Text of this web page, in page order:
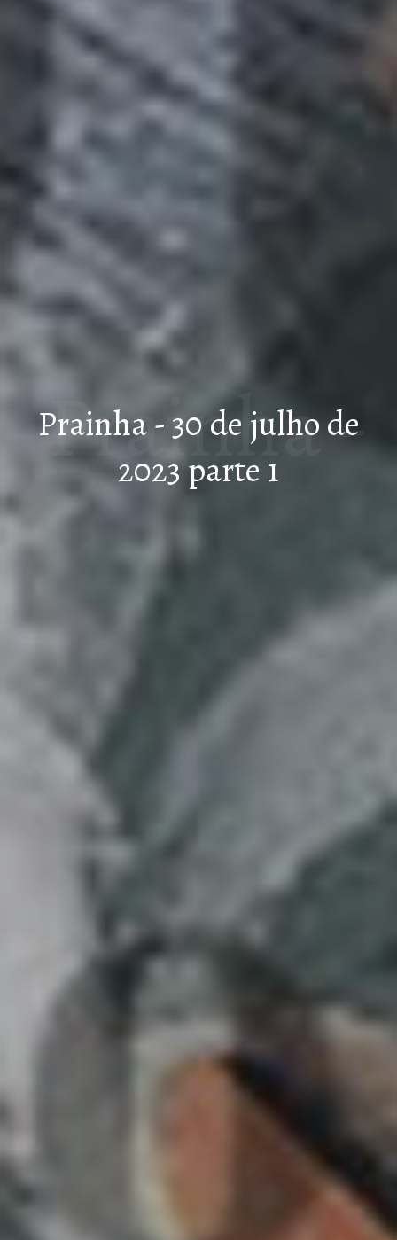
Prainha - 30 de julho de
2023 parte 1
Prainha -
30 de
julho de
2023
parte 1